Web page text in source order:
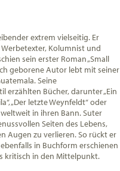
extrem vielseitig. Er
Kolumnist und
sein erster Roman „Small
geborene Autor lebt mit seiner
Seine
erzählten Bücher, darunter „Ein
„Der letzte Weynfeldt“ oder
weltweit in ihren Bann. Suter
Seiten des Lebens,
Augen zu verlieren. So rückt er
in Buchform erschienen
kritisch in den Mittelpunkt.